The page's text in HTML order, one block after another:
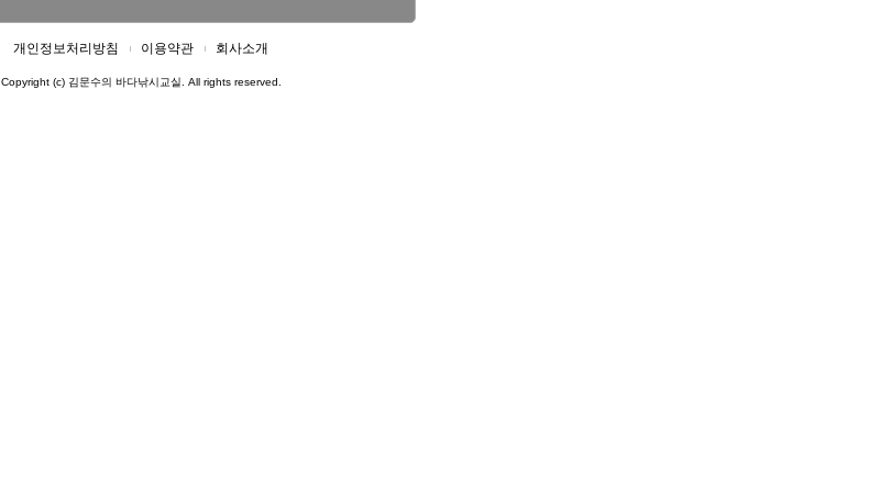
개인정보처리방침 이용약관 회사소개
Copyright (c) 김문수의 바다낚시교실. All rights reserved.